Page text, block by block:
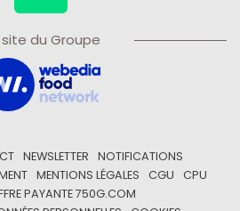
site du Groupe
NEWSLETTER
NOTIFICATIONS
MENTIONS LÉGALES CGU
CPU
PAYANTE 750G.COM